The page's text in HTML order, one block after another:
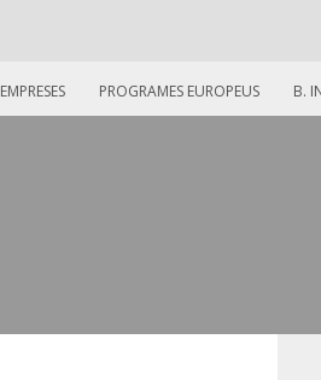
EMPRESES PROGRAMES EUROPEUS B.